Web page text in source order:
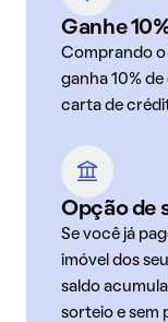
Ganhe
Comprando o
ganha 10%
carta de
Opção de
Se você já
imóvel dos
saldo
sorteio e sem